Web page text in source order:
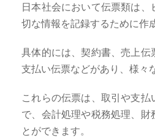
日本社会において伝票類は
切な情報を記録するために作
具体的には、契約書、売上伝
支払い伝票などがあり、様々
これらの伝票は、取引や支
で、会計処理や税務処理、
とができます。